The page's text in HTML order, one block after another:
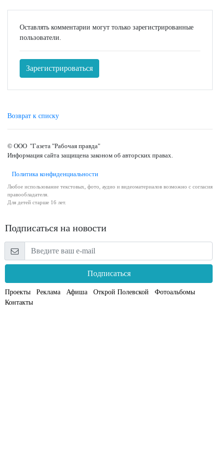
Оставлять комментарии могут только зарегистрированные
пользователи.
Зарегистрироваться
Возврат к списку
© ООО "Газета "Рабочая правда"
Информация сайта защищена законом об авторских правах.
Политика конфиденциальности
Любое использование текстовых, фото, аудио и видеоматериалов возможно с согласия
правообладателя.
Для детей старше 16 лет.
Подписаться на новости
Подписаться
Проекты Реклама Афиша Открой Полевской
Фотоальбомы
Контакты